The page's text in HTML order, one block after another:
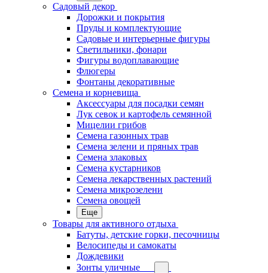
Садовый декор
Дорожки и покрытия
Пруды и комплектующие
Садовые и интерьерные фигуры
Светильники, фонари
Фигуры водоплавающие
Флюгеры
Фонтаны декоративные
Семена и корневища
Аксессуары для посадки семян
Лук севок и картофель семянной
Мицелии грибов
Семена газонных трав
Семена зелени и пряных трав
Семена злаковых
Семена кустарников
Семена лекарственных растений
Семена микрозелени
Семена овощей
Еще
Товары для активного отдыха
Батуты, детские горки, песочницы
Велосипеды и самокаты
Дождевики
Зонты уличные